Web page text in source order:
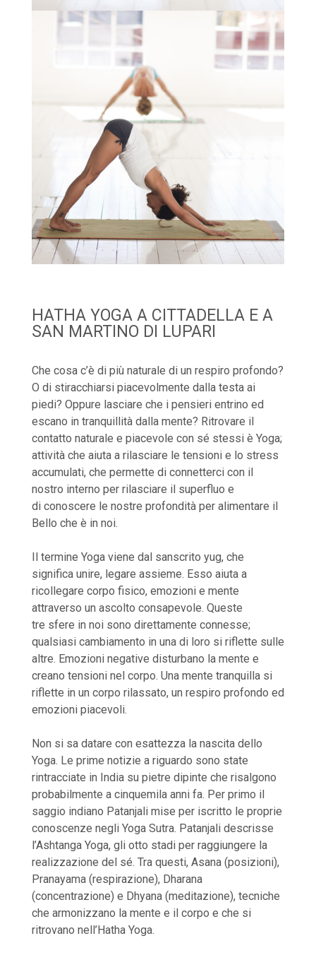
HATHA YOGA A CITTADELLA E A
SAN MARTINO DI LUPARI
Che cosa c’è di più naturale di un respiro profondo?
O di stiracchiarsi piacevolmente dalla testa ai
piedi? Oppure lasciare che i pensieri entrino ed
escano in tranquillità dalla mente? Ritrovare il
contatto naturale e piacevole con sé stessi è Yoga;
attività che aiuta a rilasciare le tensioni e lo stress
accumulati, che permette di connetterci con il
nostro interno per rilasciare il superfluo e
di conoscere le nostre profondità per alimentare il
Bello che è in noi.
Il termine Yoga viene dal sanscrito yug, che
significa unire, legare assieme. Esso aiuta a
ricollegare corpo fisico, emozioni e mente
attraverso un ascolto consapevole. Queste
tre sfere in noi sono direttamente connesse;
qualsiasi cambiamento in una di loro si riflette sulle
altre. Emozioni negative disturbano la mente e
creano tensioni nel corpo. Una mente tranquilla si
riflette in un corpo rilassato, un respiro profondo ed
emozioni piacevoli.
Non si sa datare con esattezza la nascita dello
Yoga. Le prime notizie a riguardo sono state
rintracciate in India su pietre dipinte che risalgono
probabilmente a cinquemila anni fa. Per primo il
saggio indiano Patanjali mise per iscritto le proprie
conoscenze negli Yoga Sutra. Patanjali descrisse
l’Ashtanga Yoga, gli otto stadi per raggiungere la
realizzazione del sé. Tra questi, Asana (posizioni),
Pranayama (respirazione), Dharana
(concentrazione) e Dhyana (meditazione), tecniche
che armonizzano la mente e il corpo e che si
ritrovano nell’Hatha Yoga.